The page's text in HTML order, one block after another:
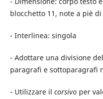
blocchetto 11, note a piè
- Interlinea: singola
- Adottare una divisione
paragrafi e sottoparagrafi
- Utilizzare il corsivoper